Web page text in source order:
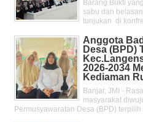
Barang Bukti
sabu dan
tunjukan di
Anggota
Desa (BPD)
2026-2034
Kediaman
Banjar, JMI -
masyarakat
Permusyawaratan Desa (BPD) terpilih